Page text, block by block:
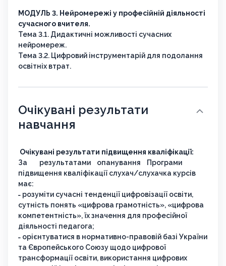
МОДУЛЬ 3. Нейромережі у професійній діяльності
сучасного вчителя.
Тема 3.1. Дидактичні можливості сучасних
нейромереж.
Тема 3.2. Цифровий інструментарій для подолання
освітніх втрат.
Очікувані результати
навчання
Очікувані результати підвищення кваліфікації:
За результатами опанування Програми
підвищення кваліфікації слухач/слухачка курсів
має:
˗ розуміти сучасні тенденції цифровізації освіти,
сутність понять «цифрова грамотність», «цифрова
компетентність», їх значення для професійної
діяльності педагога;
˗ орієнтуватися в нормативно-правовій базі України
та Європейського Союзу щодо цифрової
трансформації освіти, використання цифрових